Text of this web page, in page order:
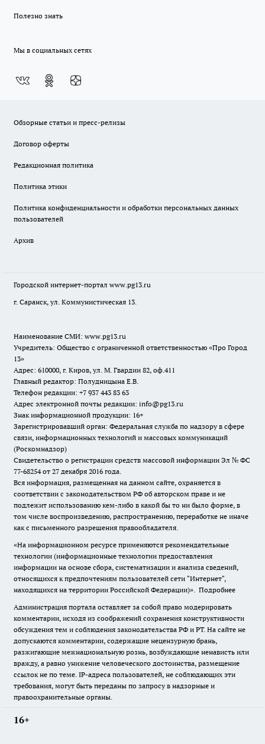
Полезно знать
Мы в социальных сетях
Обзорные статьи и пресс-релизы
Договор оферты
Редакционная политика
Политика этики
Политика конфиденциальности и обработки персональных данных
пользователей
Архив
Городской интернет-портал www.pg13.ru
г. Саранск, ул. Коммунистическая 13.
Наименование СМИ: www.pg13.ru
Учредитель: Общество с ограниченной ответственностью «Про Город
13»
Адрес: 610000, г. Киров, ул. М. Гвардии 82, оф.411
Главный редактор: Полудницына Е.В.
Телефон редакции: +7 937 443 83 63
Адрес электронной почты редакции: info@pg13.ru
Знак информационной продукции: 16+
Зарегистрировавший орган: Федеральная служба по надзору в сфере
связи, информационных технологий и массовых коммуникаций
(Роскомнадзор)
Свидетельство о регистрации средств массовой информации Эл № ФС
77-68254 от 27 декабря 2016 года.
Вся информация, размещенная на данном сайте, охраняется в
соответствии с законодательством РФ об авторском праве и не
подлежит использованию кем-либо в какой бы то ни было форме, в
том числе воспроизведению, распространению, переработке не иначе
как с письменного разрешения правообладателя.
«На информационном ресурсе применяются рекомендательные
технологии (информационные технологии предоставления
информации на основе сбора, систематизации и анализа сведений,
относящихся к предпочтениям пользователей сети "Интернет",
находящихся на территории Российской Федерации)». Подробнее
Администрация портала оставляет за собой право модерировать
комментарии, исходя из соображений сохранения конструктивности
обсуждения тем и соблюдения законодательства РФ и РТ. На сайте не
допускаются комментарии, содержащие нецензурную брань,
разжигающие межнациональную рознь, возбуждающие ненависть или
вражду, а равно унижение человеческого достоинства, размещение
ссылок не по теме. IP-адреса пользователей, не соблюдающих эти
требования, могут быть переданы по запросу в надзорные и
правоохранительные органы.
16+